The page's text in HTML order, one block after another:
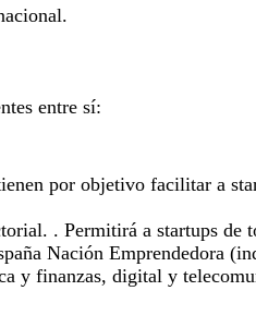
entre sí:
por objetivo facilitar a
. Permitirá a startups de
Nación Emprendedora
y finanzas, digital y